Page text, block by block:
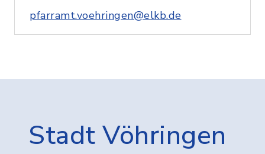
pfarramt.voehringen@elkb.de
Stadt Vöhringen